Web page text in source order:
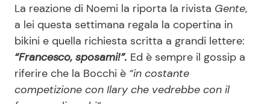
La reazione di Noemi la riporta la rivista Gente,
a lei questa settimana regala la copertina in
bikini e quella richiesta scritta a grandi lettere:
“Francesco, sposami!”. Ed è sempre il gossip a
riferire che la Bocchi è “in costante
competizione con Ilary che vedrebbe con il